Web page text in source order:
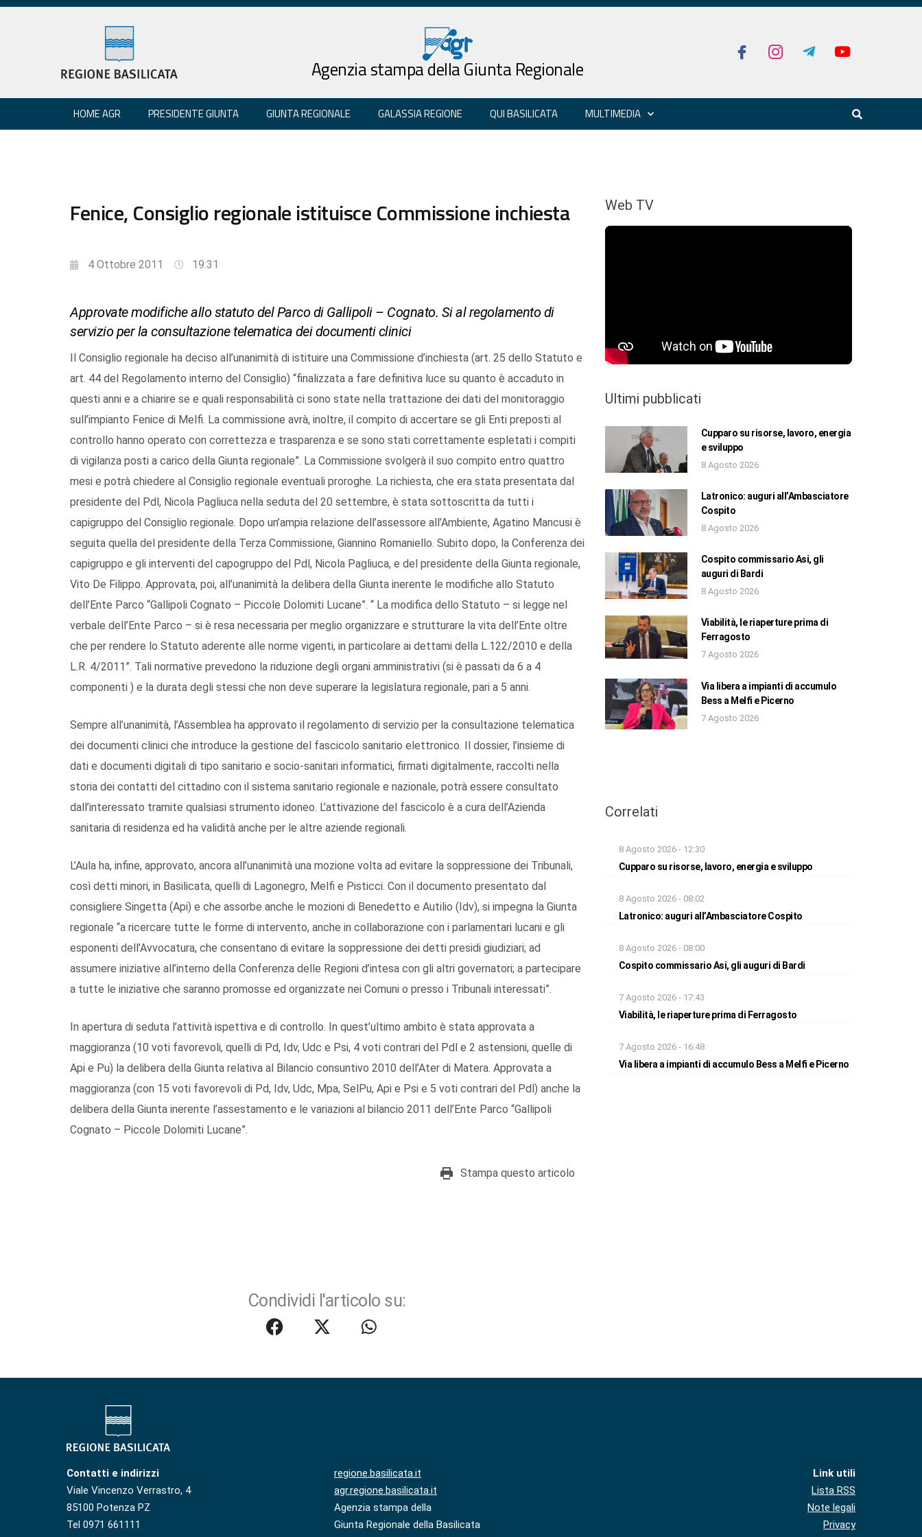
Agenzia stampa della Giunta Regionale
HOME AGR PRESIDENTE GIUNTA GIUNTA REGIONALE GALASSIA REGIONE QUI BASILICATA MULTIMEDIA
Fenice, Consiglio regionale istituisce Commissione inchiesta
4 Ottobre 2011 19:31
Approvate modifiche allo statuto del Parco di Gallipoli – Cognato. Si al regolamento di
servizio per la consultazione telematica dei documenti clinici
Il Consiglio regionale ha deciso all’unanimità di istituire una Commissione d’inchiesta (art. 25 dello Statuto e
art. 44 del Regolamento interno del Consiglio) “finalizzata a fare definitiva luce su quanto è accaduto in
questi anni e a chiarire se e quali responsabilità ci sono state nella trattazione dei dati del monitoraggio
sull’impianto Fenice di Melfi. La commissione avrà, inoltre, il compito di accertare se gli Enti preposti al
controllo hanno operato con correttezza e trasparenza e se sono stati correttamente espletati i compiti
di vigilanza posti a carico della Giunta regionale”. La Commissione svolgerà il suo compito entro quattro
mesi e potrà chiedere al Consiglio regionale eventuali proroghe. La richiesta, che era stata presentata dal
presidente del Pdl, Nicola Pagliuca nella seduta del 20 settembre, è stata sottoscritta da tutti i
capigruppo del Consiglio regionale. Dopo un’ampia relazione dell’assessore all’Ambiente, Agatino Mancusi è
seguita quella del presidente della Terza Commissione, Giannino Romaniello. Subito dopo, la Conferenza dei
capigruppo e gli interventi del capogruppo del Pdl, Nicola Pagliuca, e del presidente della Giunta regionale,
Vito De Filippo. Approvata, poi, all’unanimità la delibera della Giunta inerente le modifiche allo Statuto
dell’Ente Parco “Gallipoli Cognato – Piccole Dolomiti Lucane”. “ La modifica dello Statuto – si legge nel
verbale dell’Ente Parco – si è resa necessaria per meglio organizzare e strutturare la vita dell’Ente oltre
che per rendere lo Statuto aderente alle norme vigenti, in particolare ai dettami della L.122/2010 e della
L.R. 4/2011”. Tali normative prevedono la riduzione degli organi amministrativi (si è passati da 6 a 4
componenti ) e la durata degli stessi che non deve superare la legislatura regionale, pari a 5 anni.
Sempre all’unanimità, l’Assemblea ha approvato il regolamento di servizio per la consultazione telematica
dei documenti clinici che introduce la gestione del fascicolo sanitario elettronico. Il dossier, l’insieme di
dati e documenti digitali di tipo sanitario e socio-sanitari informatici, firmati digitalmente, raccolti nella
storia dei contatti del cittadino con il sistema sanitario regionale e nazionale, potrà essere consultato
dall’interessato tramite qualsiasi strumento idoneo. L’attivazione del fascicolo è a cura dell’Azienda
sanitaria di residenza ed ha validità anche per le altre aziende regionali.
L’Aula ha, infine, approvato, ancora all’unanimità una mozione volta ad evitare la soppressione dei Tribunali,
così detti minori, in Basilicata, quelli di Lagonegro, Melfi e Pisticci. Con il documento presentato dal
consigliere Singetta (Api) e che assorbe anche le mozioni di Benedetto e Autilio (Idv), si impegna la Giunta
regionale “a ricercare tutte le forme di intervento, anche in collaborazione con i parlamentari lucani e gli
esponenti dell’Avvocatura, che consentano di evitare la soppressione dei detti presidi giudiziari; ad
assumere iniziative all’interno della Conferenza delle Regioni d’intesa con gli altri governatori; a partecipare
a tutte le iniziative che saranno promosse ed organizzate nei Comuni o presso i Tribunali interessati”.
In apertura di seduta l’attività ispettiva e di controllo. In quest’ultimo ambito è stata approvata a
maggioranza (10 voti favorevoli, quelli di Pd, Idv, Udc e Psi, 4 voti contrari del Pdl e 2 astensioni, quelle di
Api e Pu) la delibera della Giunta relativa al Bilancio consuntivo 2010 dell’Ater di Matera. Approvata a
maggioranza (con 15 voti favorevoli di Pd, Idv, Udc, Mpa, SelPu, Api e Psi e 5 voti contrari del Pdl) anche la
delibera della Giunta inerente l’assestamento e le variazioni al bilancio 2011 dell’Ente Parco “Gallipoli
Cognato – Piccole Dolomiti Lucane”.
Stampa questo articolo
Condividi l'articolo su:
Web TV
Ultimi pubblicati
Cupparo su risorse, lavoro, energia
e sviluppo
8 Agosto 2026
Latronico: auguri all’Ambasciatore
Cospito
8 Agosto 2026
Cospito commissario Asi, gli
auguri di Bardi
8 Agosto 2026
Viabilità, le riaperture prima di
Ferragosto
7 Agosto 2026
Via libera a impianti di accumulo
Bess a Melfi e Picerno
7 Agosto 2026
Correlati
8 Agosto 2026 - 12:30
Cupparo su risorse, lavoro, energia e sviluppo
8 Agosto 2026 - 08:02
Latronico: auguri all’Ambasciatore Cospito
8 Agosto 2026 - 08:00
Cospito commissario Asi, gli auguri di Bardi
7 Agosto 2026 - 17:43
Viabilità, le riaperture prima di Ferragosto
7 Agosto 2026 - 16:48
Via libera a impianti di accumulo Bess a Melfi e Picerno
Contatti e indirizzi
Viale Vincenzo Verrastro, 4
85100 Potenza PZ
Tel 0971 661111
regione.basilicata.it
agr.regione.basilicata.it
Agenzia stampa della
Giunta Regionale della Basilicata
Link utili
Lista RSS
Note legali
Privacy